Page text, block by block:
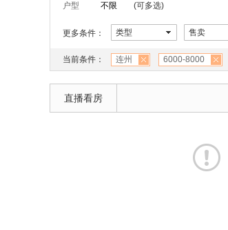
户型 不限 (可多选)
更多条件： 类型 售卖
当前条件： 连州 6000-8000
直播看房